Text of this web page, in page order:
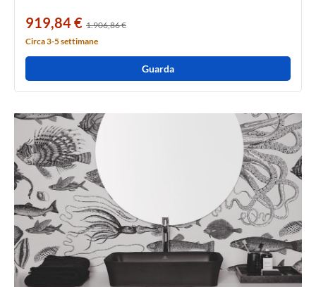
919,84 € 1.906,86 €
Circa 3-5 settimane
Guarda